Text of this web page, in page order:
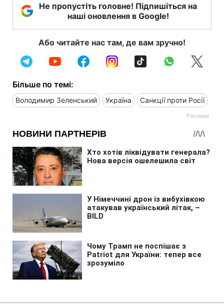
Не пропустіть головне! Підпишіться на
наші оновлення в Google!
Або читайте нас там, де вам зручно!
Більше по темі:
Володимир Зеленський Україна Санкції проти Росії